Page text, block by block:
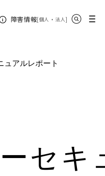
障害情報[個人 ・ 法人新規ウィンドウ
]
ュアルレポート
セキ